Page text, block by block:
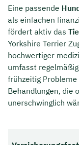
Eine passende
als einfachen
fördert aktiv das
Yorkshire Terrier
hochwertiger
umfasst
frühzeitig
Behandlungen, die
unerschwinglich